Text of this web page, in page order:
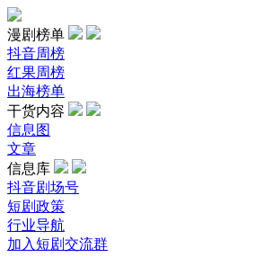
漫剧榜单
抖音周榜
红果周榜
出海榜单
干货内容
信息图
文章
信息库
抖音剧场号
短剧政策
行业导航
加入短剧交流群